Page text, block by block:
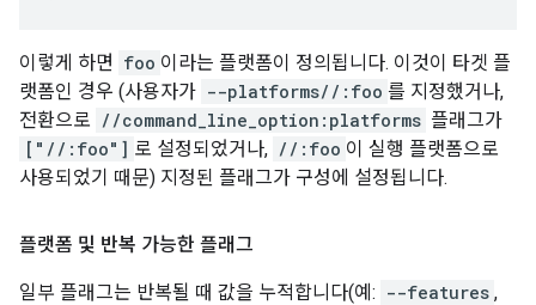
이렇게 하면 foo 이라는 플랫폼이 정의됩니다. 이것이 타겟 플
랫폼인 경우 (사용자가 --platforms//:foo 를 지정했거나,
전환으로 //command_line_option:platforms 플래그가
["//:foo"] 로 설정되었거나, //:foo 이 실행 플랫폼으로
사용되었기 때문) 지정된 플래그가 구성에 설정됩니다.
플랫폼 및 반복 가능한 플래그
일부 플래그는 반복될 때 값을 누적합니다(예: --features ,